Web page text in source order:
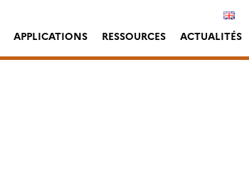
APPLICATIONS RESSOURCES ACTUALITÉS